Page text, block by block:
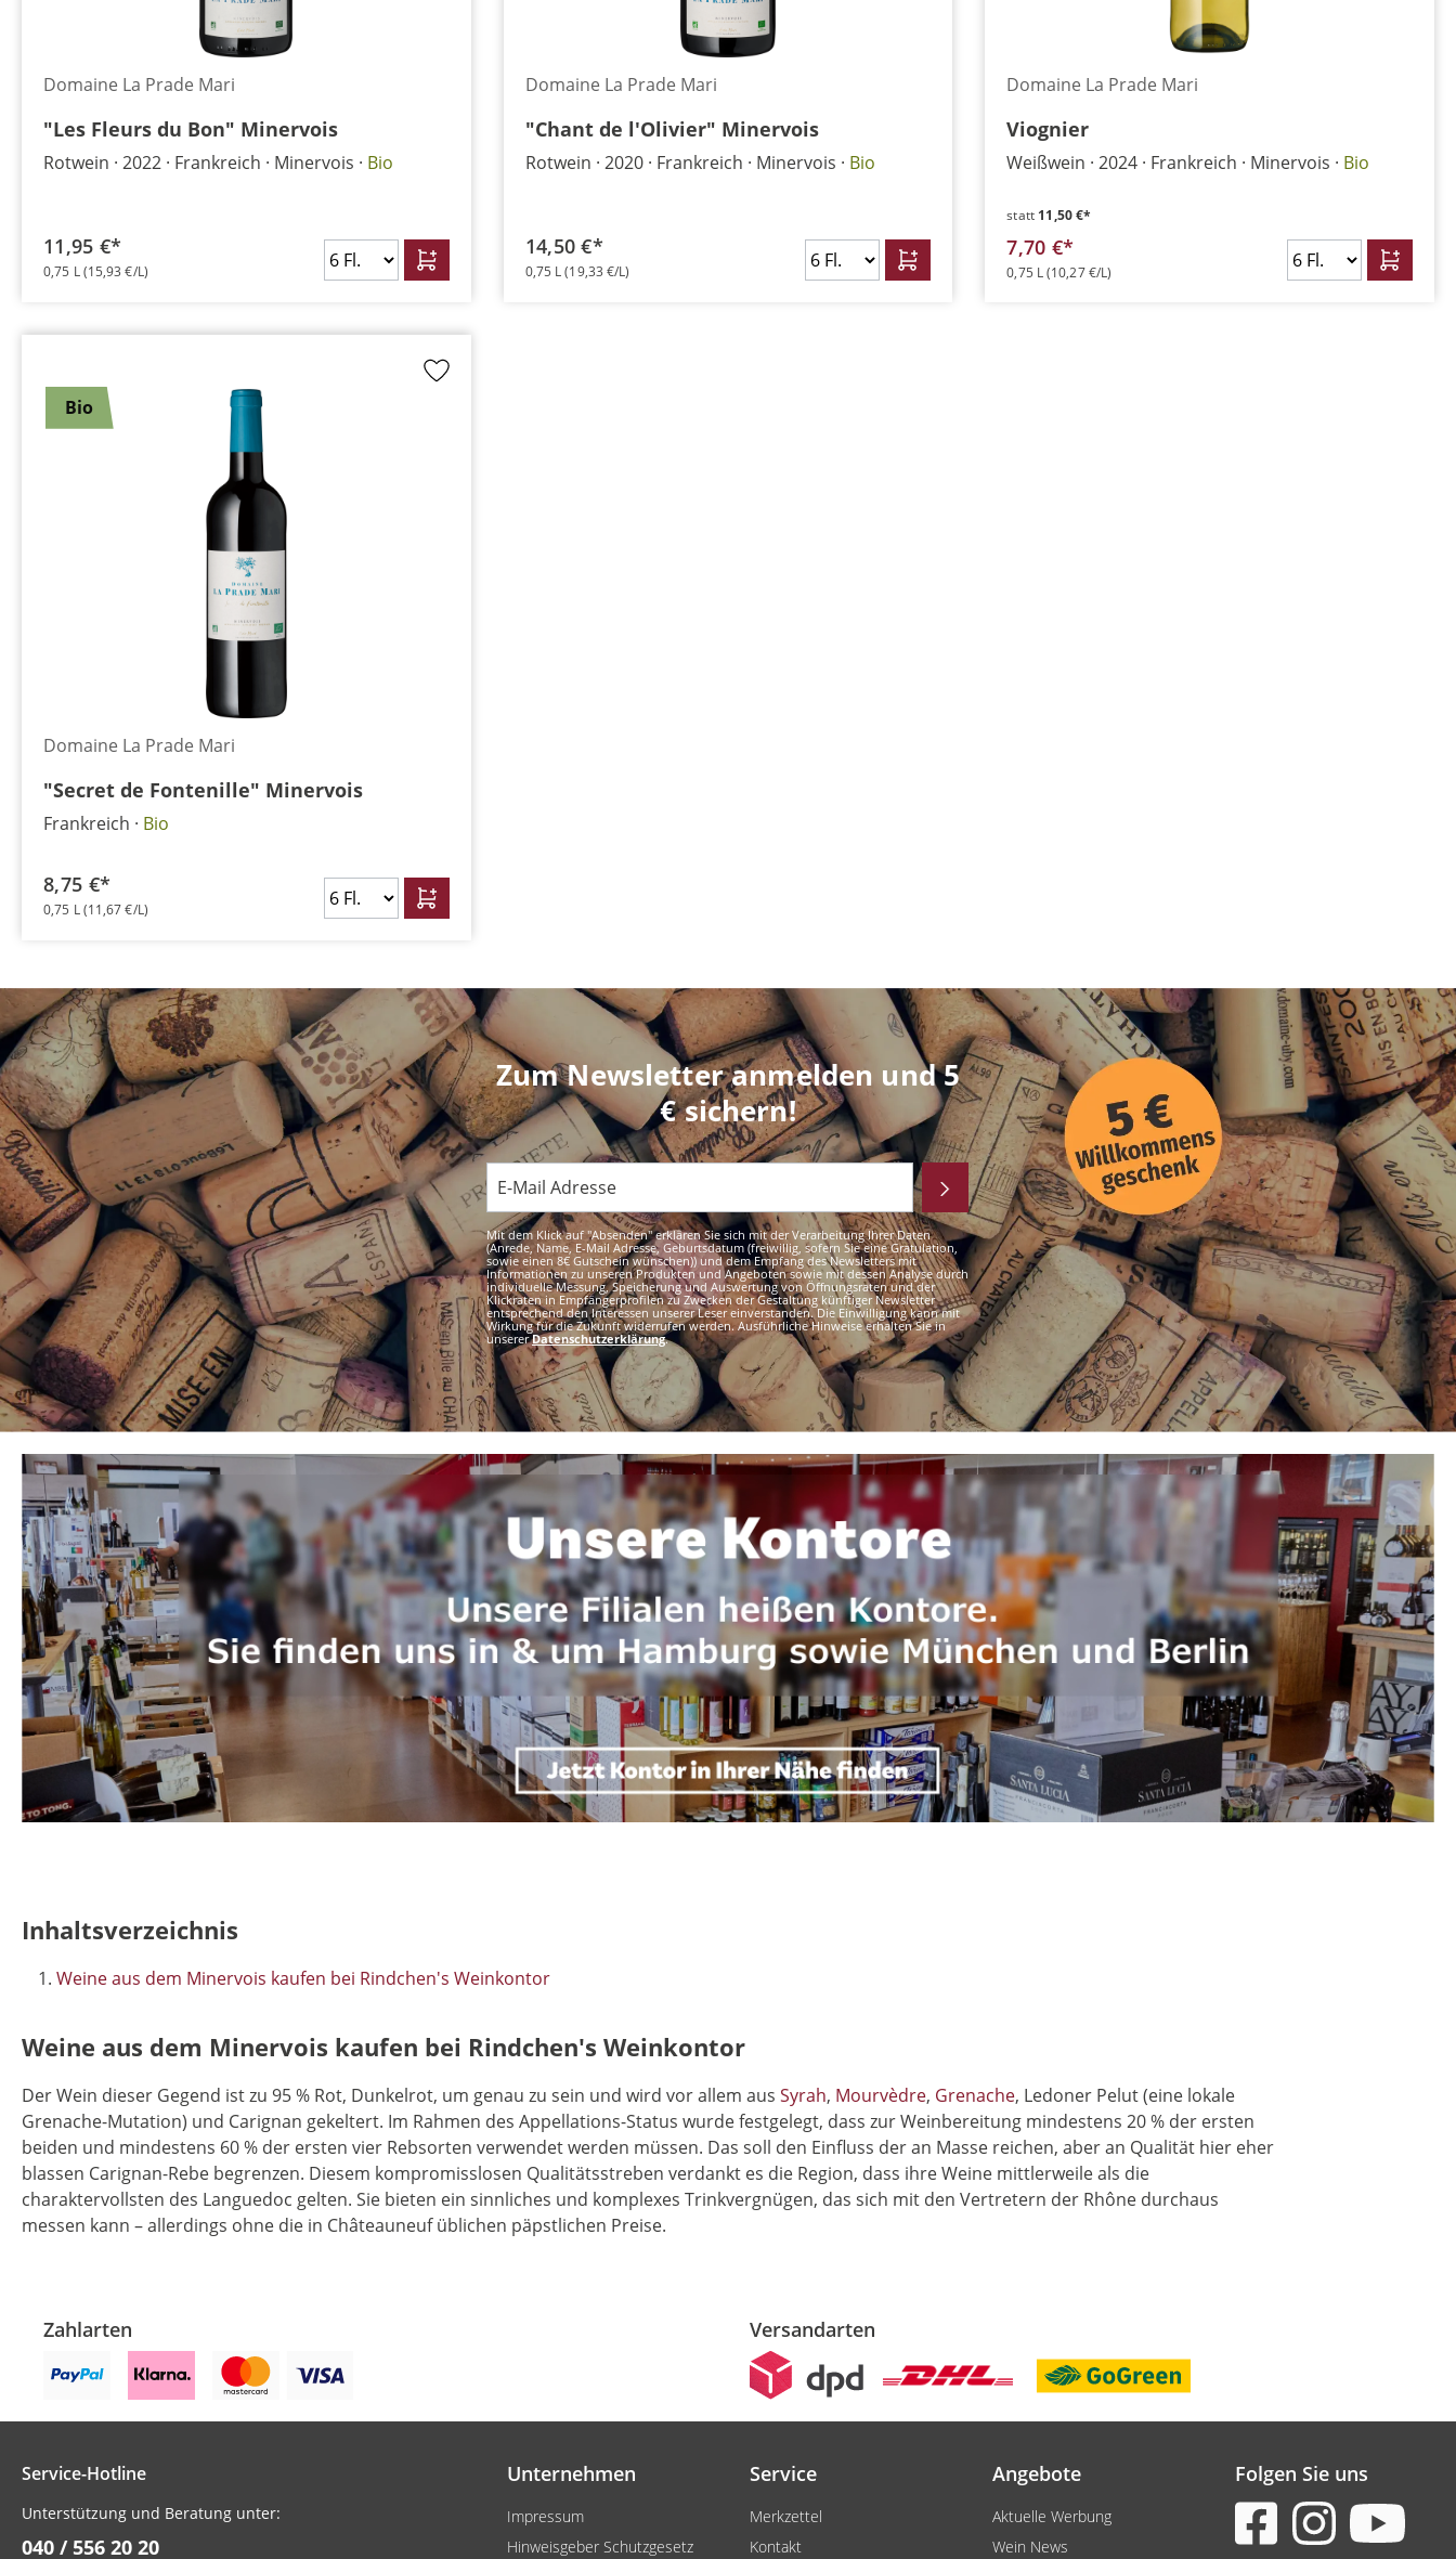
Domaine La Prade Mari
"Les Fleurs du Bon" Minervois
Rotwein 2022 Frankreich Minervois Bio
11,95 €*
0,75 L(15,93 €/L)
Domaine La Prade Mari
"Chant de l'Olivier" Minervois
Rotwein 2020 Frankreich Minervois Bio
14,50 €*
0,75 L(19,33 €/L)
Domaine La Prade Mari
Viognier
Weißwein 2024 Frankreich Minervois Bio
statt 11,50 €*
7,70 €*
0,75 L(10,27 €/L)
Bio
Domaine La Prade Mari
"Secret de Fontenille" Minervois
Frankreich Bio
8,75 €*
0,75 L(11,67 €/L)
Zum Newsletter anmelden und 5
€ sichern!
Mit dem Klick auf "Absenden" erklären Sie sich mit der Verarbeitung Ihrer Daten
(Anrede, Name, E-Mail Adresse, Geburtsdatum (freiwillig, sofern Sie eine Gratulation,
sowie einen 8€ Gutschein wünschen)) und dem Empfang des Newsletters mit
Informationen zu unseren Produkten und Angeboten sowie mit dessen Analyse durch
individuelle Messung, Speicherung und Auswertung von Öffnungsraten und der
Klickraten in Empfängerprofilen zu Zwecken der Gestaltung künftiger Newsletter
entsprechend den Interessen unserer Leser einverstanden. Die Einwilligung kann mit
Wirkung für die Zukunft widerrufen werden. Ausführliche Hinweise erhalten Sie in
unsererDatenschutzerklärung.
Inhaltsverzeichnis
Weine aus dem Minervois kaufen bei Rindchen's Weinkontor
Weine aus dem Minervois kaufen bei Rindchen's Weinkontor
Der Wein dieser Gegend ist zu 95 % Rot, Dunkelrot, um genau zu sein und wird vor allem aus Syrah, Mourvèdre, Grenache, Ledoner Pelut (eine lokale
Grenache-Mutation) und Carignan gekeltert. Im Rahmen des Appellations-Status wurde festgelegt, dass zur Weinbereitung mindestens 20 % der ersten
beiden und mindestens 60 % der ersten vier Rebsorten verwendet werden müssen. Das soll den Einfluss der an Masse reichen, aber an Qualität hier eher
blassen Carignan-Rebe begrenzen. Diesem kompromisslosen Qualitätsstreben verdankt es die Region, dass ihre Weine mittlerweile als die
charaktervollsten des Languedoc gelten. Sie bieten ein sinnliches und komplexes Trinkvergnügen, das sich mit den Vertretern der Rhône durchaus
messen kann – allerdings ohne die in Châteauneuf üblichen päpstlichen Preise.
Zahlarten Versandarten
Service-Hotline
Unterstützung und Beratung unter:
040 / 556 20 20
Unternehmen
Impressum
Hinweisgeber Schutzgesetz
Service
Merkzettel
Kontakt
Angebote
Aktuelle Werbung
Wein News
Folgen Sie uns